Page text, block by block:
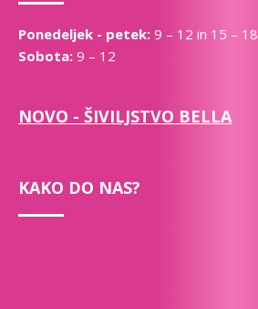
Ponedeljek - petek: 9 – 12 in 15 – 18
Sobota: 9 – 12
NOVO - ŠIVILJSTVO BELLA
KAKO DO NAS?